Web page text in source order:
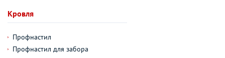
Кровля
Профнастил
Профнастил для забора